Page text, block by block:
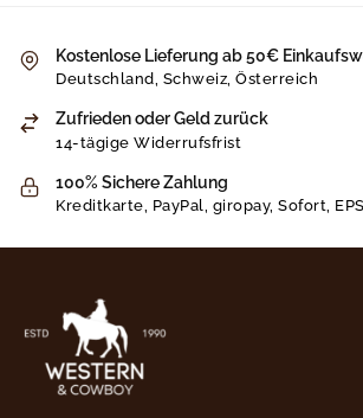
Kostenlose Lieferung ab 50€
Deutschland, Schweiz, Österreich
Zufrieden oder Geld zurück
14-tägige Widerrufsfrist
100% Sichere Zahlung
Kreditkarte, PayPal, giropay, Sofort, EPS